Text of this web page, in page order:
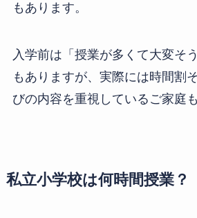
もあります。
入学前は「授業が多くて大変そ
もありますが、実際には時間割
びの内容を重視しているご家庭
私立小学校は何時間授業？